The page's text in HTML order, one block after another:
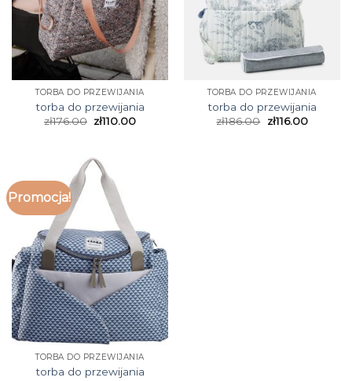
TORBA DO PRZEWIJANIA
torba do przewijania
zł176.00 zł110.00
TORBA DO PRZEWIJANIA
torba do przewijania
zł186.00 zł116.00
Promocja!
TORBA DO PRZEWIJANIA
torba do przewijania